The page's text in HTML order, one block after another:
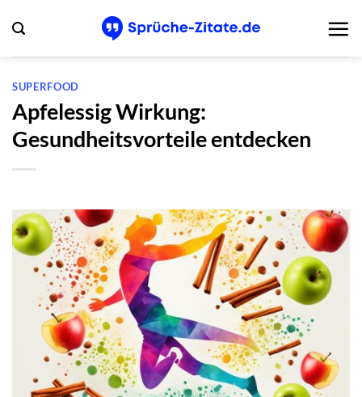
Inhalt
springen
SUPERFOOD
Apfelessig Wirkung:
Gesundheitsvorteile entdecken